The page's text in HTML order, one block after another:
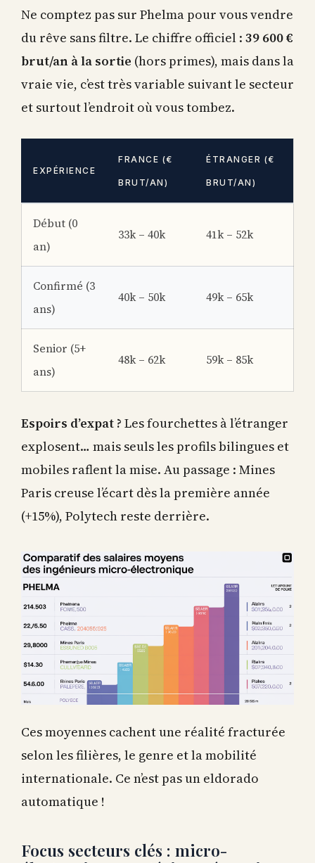
Ne comptez pas sur Phelma pour vous vendre
du rêve sans filtre. Le chiffre officiel : 39 600 €
brut/an à la sortie (hors primes), mais dans la
vraie vie, c’est très variable suivant le secteur
et surtout l’endroit où vous tombez.
EXPÉRIENCE
FRANCE (€
BRUT/AN)
ÉTRANGER (€
BRUT/AN)
Début (0
an)
33k – 40k 41k – 52k
Confirmé (3
ans)
40k – 50k 49k – 65k
Senior (5+
ans)
48k – 62k 59k – 85k
Espoirs d’expat ? Les fourchettes à l’étranger
explosent… mais seuls les profils bilingues et
mobiles raflent la mise. Au passage : Mines
Paris creuse l’écart dès la première année
(+15%), Polytech reste derrière.
Ces moyennes cachent une réalité fracturée
selon les filières, le genre et la mobilité
internationale. Ce n’est pas un eldorado
automatique !
Focus secteurs clés : micro-